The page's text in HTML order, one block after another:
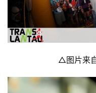
△图片来